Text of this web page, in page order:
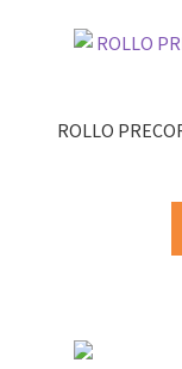
ROLLO